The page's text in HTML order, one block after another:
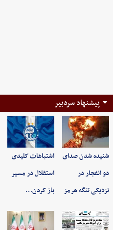
پیشنهاد سردبیر
شنیده شدن صدای
دو انفجار در
نزدیکی تنگه هرمز
اشتباهات کلیدی
استقلال در مسیر
باز کردن…